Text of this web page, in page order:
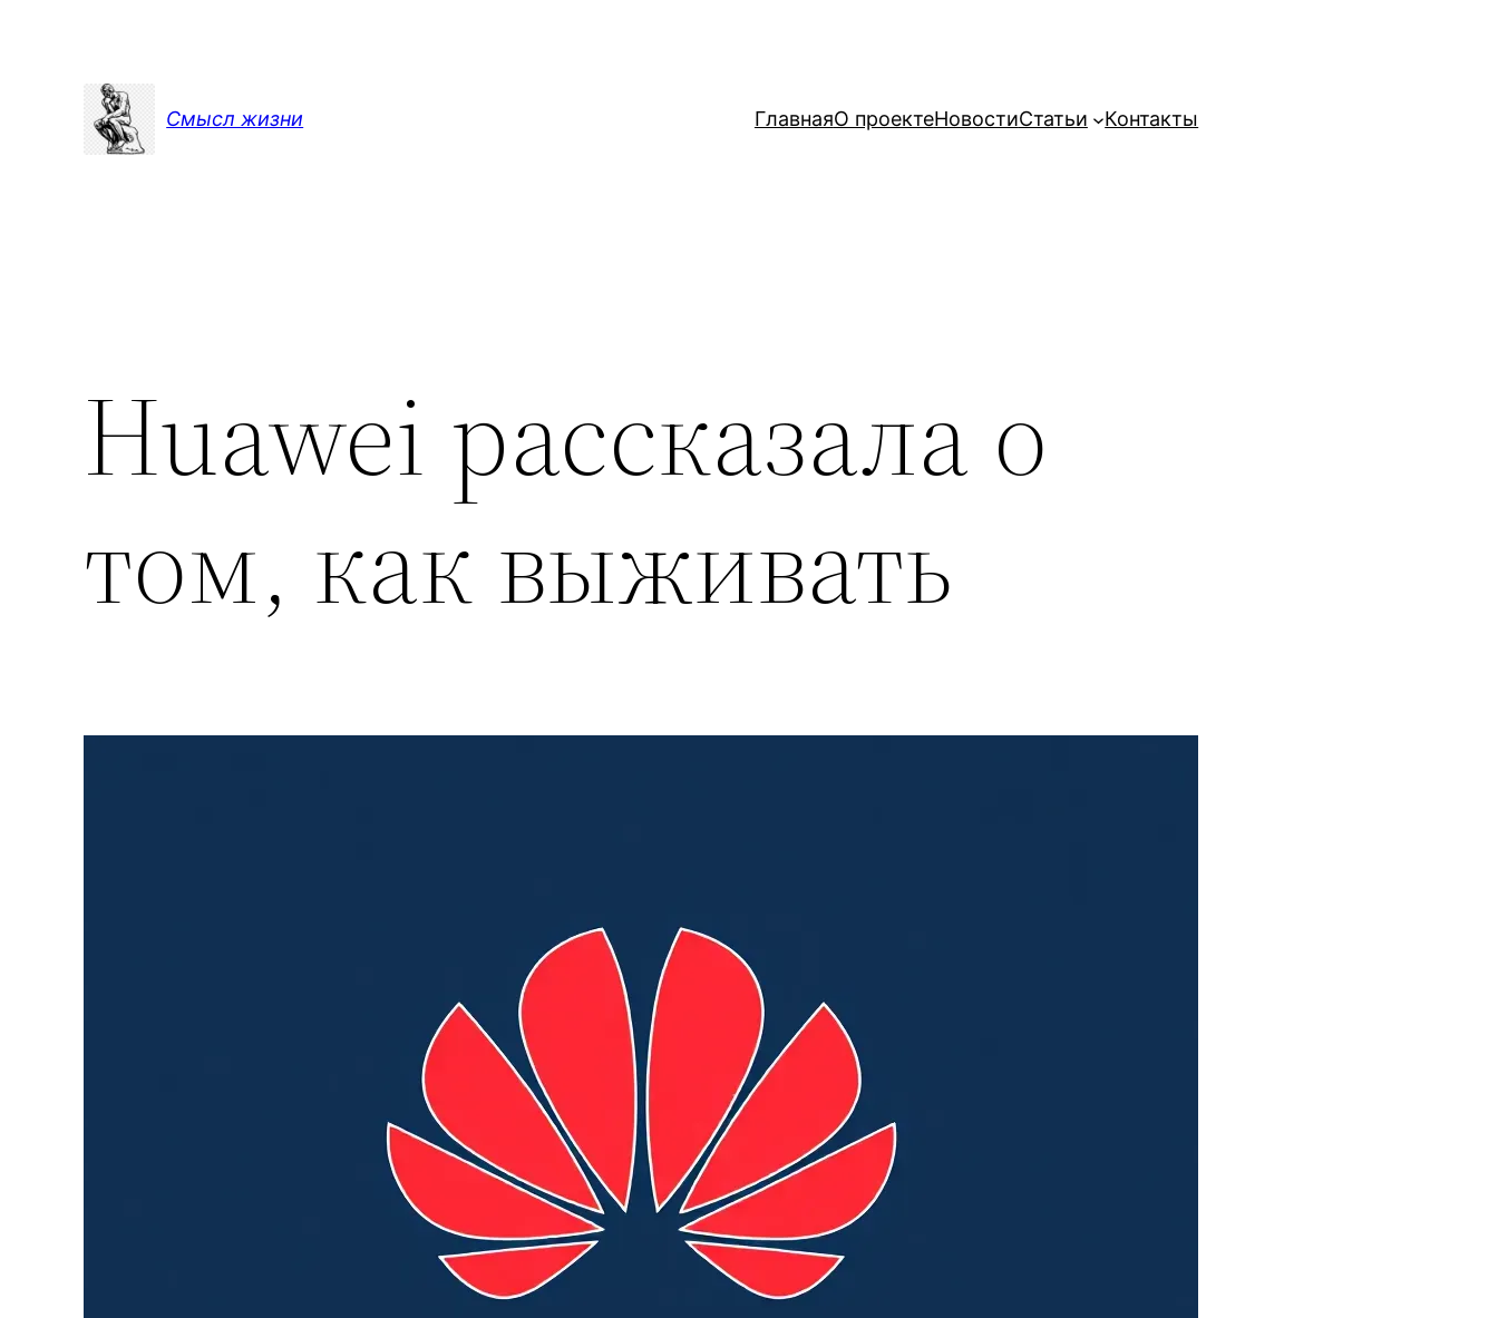
содержимому
Смысл жизни
ГлавнаяО проектеНовостиСтатьи Контакты
Huawei рассказала о
том, как выживать